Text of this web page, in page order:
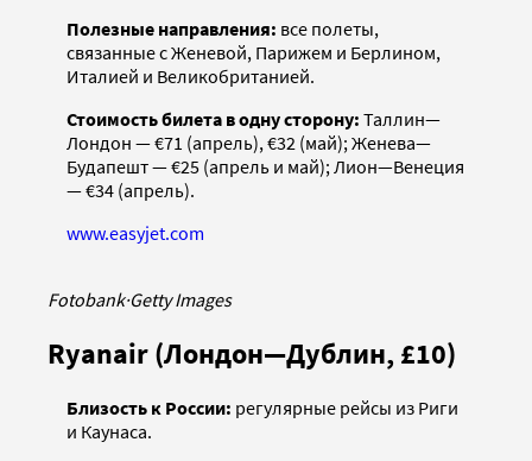
Полезные направления: все полеты,
связанные с Женевой, Парижем и Берлином,
Италией и Великобританией.
Стоимость билета в одну сторону: Таллин—
Лондон — €71 (апрель), €32 (май); Женева—
Будапешт — €25 (апрель и май); Лион—Венеция
— €34 (апрель).
www.easyjet.com
Fotobank·Getty Images
Ryanair (Лондон—Дублин, £10)
Близость к России: регулярные рейсы из Риги
и Каунаса.